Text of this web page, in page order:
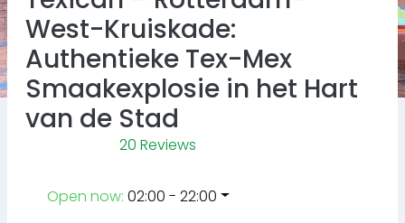
West-Kruiskade:
Authentieke Tex-Mex
Smaakexplosie in het Hart
van de Stad
20 Reviews
Open now: 02:00 - 22:00